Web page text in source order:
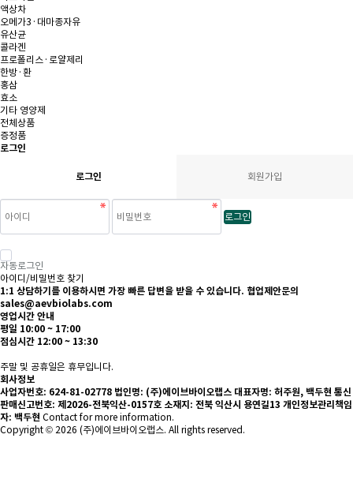
액상차
오메가3·대마종자유
유산균
콜라겐
프로폴리스·로얄제리
한방·환
홍삼
효소
기타 영양제
전체상품
증정품
로그인
로그인 회원가입
로그인
자동로그인
아이디/비밀번호 찾기
1:1 상담하기를 이용하시면 가장 빠른 답변을 받을 수 있습니다. 협업제안문의
sales@aevbiolabs.com
영업시간 안내
평일 10:00 ~ 17:00
점심시간 12:00 ~ 13:30
주말 및 공휴일은 휴무입니다.
회사정보
사업자번호: 624-81-02778 법인명: (주)에이브바이오랩스 대표자명: 허주원, 백두현 통신
판매신고번호: 제2026-전북익산-0157호 소재지: 전북 익산시 용연길13 개인정보관리책임
자: 백두현 Contact for more information.
Copyright © 2026 (주)에이브바이오랩스. All rights reserved.